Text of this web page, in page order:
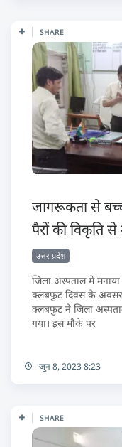
SHARE
जागरूकता से
पैरों की विकृति से
उत्तर प्रदेश
जिला अस्पताल में
क्लबफुट दिवस के अवसर
क्लबफुट ने जिला
गया। इस मौके पर
जून 8, 2023 8:23
SHARE